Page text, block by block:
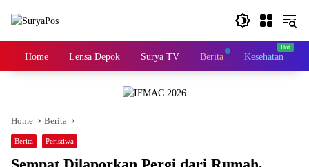
Home Lensa Depok Surya TV Berita Kesehatan
Home Berita
Berita Peristiwa